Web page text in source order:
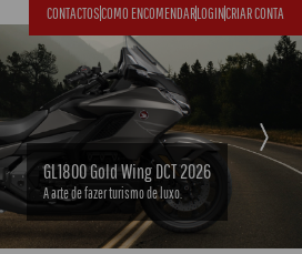
CONTACTOSCOMO ENCOMENDARLOGINCRIAR CONTA
GL1800 Gold Wing DCT 2026
A arte de fazer turismo de luxo.
Next